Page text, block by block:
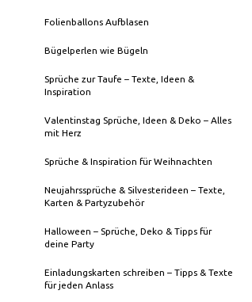
Folienballons Aufblasen
Bügelperlen wie Bügeln
Sprüche zur Taufe – Texte, Ideen &
Inspiration
Valentinstag Sprüche, Ideen & Deko – Alles
mit Herz
Sprüche & Inspiration für Weihnachten
Neujahrssprüche & Silvesterideen – Texte,
Karten & Partyzubehör
Halloween – Sprüche, Deko & Tipps für
deine Party
Einladungskarten schreiben – Tipps & Texte
für jeden Anlass